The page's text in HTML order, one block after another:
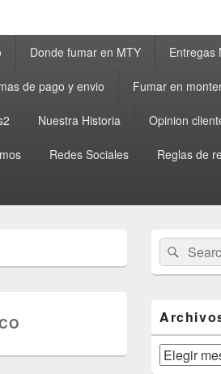
Donde fumar en MTY Entregas
de pago y envio Fumar en
Nuestra Historia Opinion
Redes Sociales Reglas de
Primary
Sidebar
Widget
Area
Search
for:
Archivos